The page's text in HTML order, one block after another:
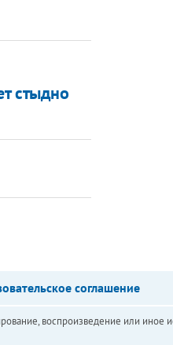
стыдно
соглашение
воспроизведение или иное